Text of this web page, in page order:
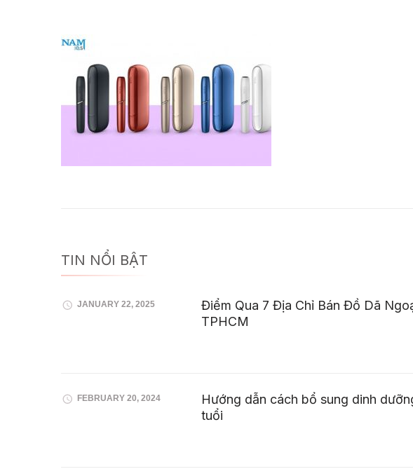
TIN NỔI BẬT
JANUARY 22, 2025
Điểm Qua 7 Địa Chỉ Bán Đồ Dã
TPHCM
FEBRUARY 20, 2024
Hướng dẫn cách bổ sung dinh
tuổi